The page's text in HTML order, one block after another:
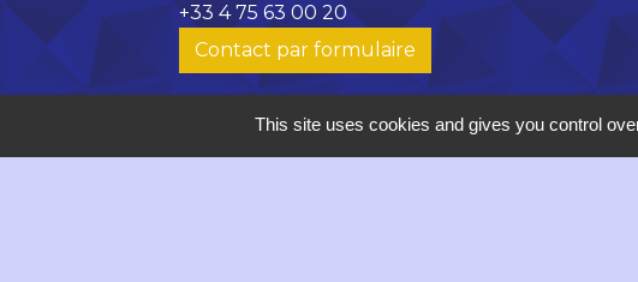
+33 4 75 63 00 20
Contact par formulaire
accueil@saulce.com
This site uses cookies and gives you control